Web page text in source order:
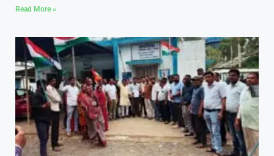
Read More »